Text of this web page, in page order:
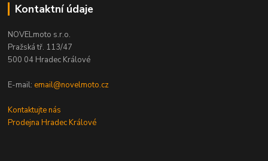
Kontaktní údaje
NOVELmoto s.r.o.
Pražská tř. 113/47
500 04 Hradec Králové
E-mail: email@novelmoto.cz
Kontaktujte nás
Prodejna Hradec Králové